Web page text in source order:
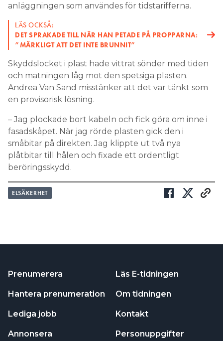
anläggningen som användes för tidstarifferna.
LÄS OCKSÅ:
DET SPRAKADE TILL NÄR HAN PETADE PÅ PROPPARNA:
”MÄRKLIGT ATT DET INTE BRUNNIT”
Skyddslocket i plast hade vittrat sönder med tiden
och matningen låg mot den spetsiga plasten.
Andrea Van Sand misstänker att det var tänkt som
en provisorisk lösning.
– Jag plockade bort kabeln och fick göra om inne i
fasadskåpet. När jag rörde plasten gick den i
småbitar på direkten. Jag klippte ut två nya
plåtbitar till hålen och fixade ett ordentligt
beröringsskydd.
ELSÄKERHET
Prenumerera
Hantera prenumeration
Lediga jobb
Annonsera
Läs E-tidningen
Om tidningen
Kontakt
Personuppgifter